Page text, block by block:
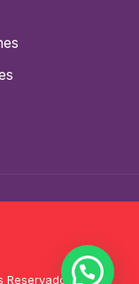
Reservados |